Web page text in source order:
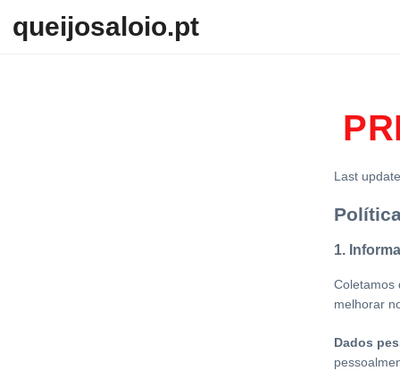
queijosaloio.pt
Last
1.
Coletamos
melhorar
Dados